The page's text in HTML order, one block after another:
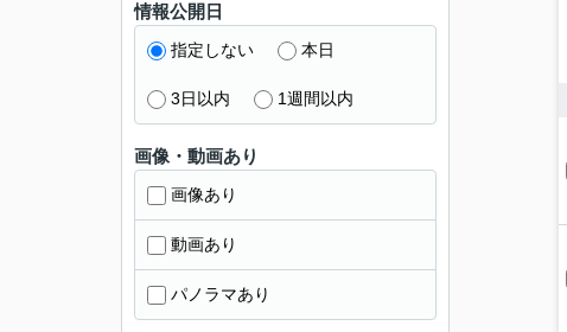
情報公開日
指定しない 本日
3日以内 1週間以内
画像・動画あり
画像あり
動画あり
パノラマあり